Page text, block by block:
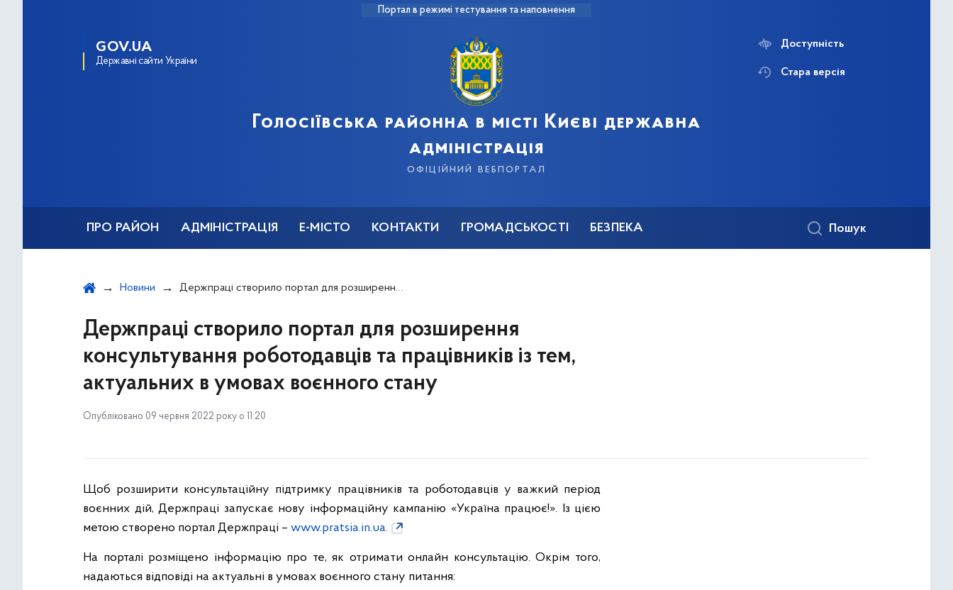
Портал в режимі тестування та наповнення
GOV.UA
Державні сайти України
Голосіївська районна в місті Києві державна
адміністрація
офіційний вебпортал
Доступність
Стара версія
ПРО РАЙОН АДМІНІСТРАЦІЯ Е-МІСТО КОНТАКТИ ГРОМАДСЬКОСТІ БЕЗПЕКА Пошук
Новини Держпраці створило портал для розширення консультування роботодавців та працівників із тем, актуальних в умовах воєнного стану
Держпраці створило портал для розширення
консультування роботодавців та працівників із тем,
актуальних в умовах воєнного стану
Опубліковано 09 червня 2022 року о 11:20
Щоб розширити консультаційну підтримку працівників та роботодавців у важкий період
воєнних дій, Держпраці запускає нову інформаційну кампанію «Україна працює!». Із цією
метою створено портал Держпраці – www.pratsia.in.ua.
На порталі розміщено інформацію про те, як отримати онлайн консультацію. Окрім того,
надаються відповіді на актуальні в умовах воєнного стану питання: